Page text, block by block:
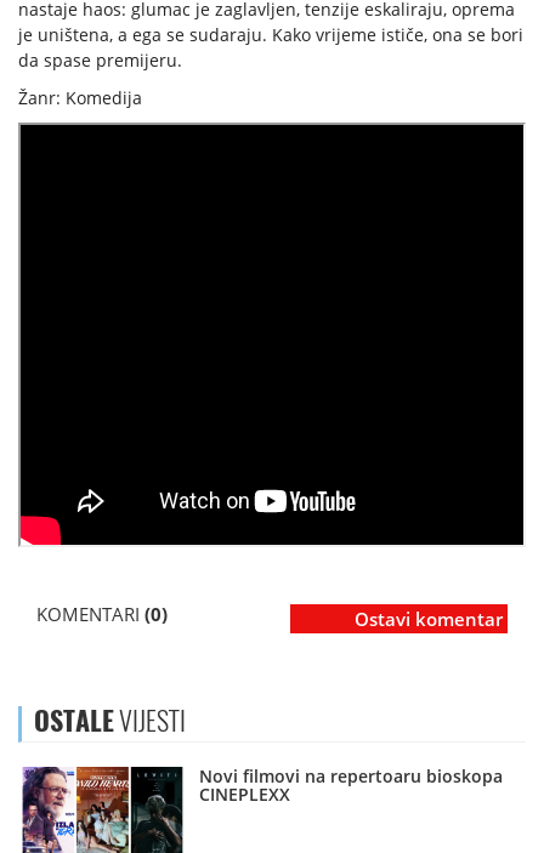
nastaje haos: glumac je zaglavljen, tenzije eskaliraju, oprema
je uništena, a ega se sudaraju. Kako vrijeme ističe, ona se bori
da spase premijeru.
Žanr: Komedija
KOMENTARI (0) Ostavi komentar
OSTALEVIJESTI
Novi filmovi na repertoaru bioskopa
CINEPLEXX